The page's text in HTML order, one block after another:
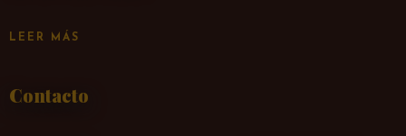
LEER MÁS
Contacto